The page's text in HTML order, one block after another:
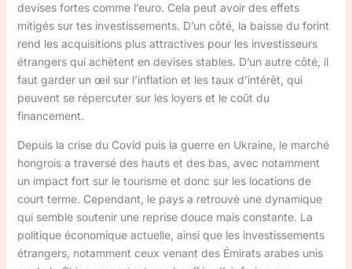
devises fortes comme l’euro. Cela peut avoir des effets
mitigés sur tes investissements. D’un côté, la baisse du forint
rend les acquisitions plus attractives pour les investisseurs
étrangers qui achètent en devises stables. D’un autre côté, il
faut garder un œil sur l’inflation et les taux d’intérêt, qui
peuvent se répercuter sur les loyers et le coût du
financement.
Depuis la crise du Covid puis la guerre en Ukraine, le marché
hongrois a traversé des hauts et des bas, avec notamment
un impact fort sur le tourisme et donc sur les locations de
court terme. Cependant, le pays a retrouvé une dynamique
qui semble soutenir une reprise douce mais constante. La
politique économique actuelle, ainsi que les investissements
étrangers, notamment ceux venant des Émirats arabes unis